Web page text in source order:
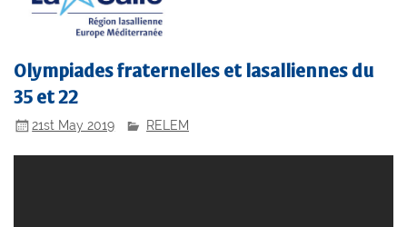
Olympiades fraternelles et lasalliennes du
35 et 22
21st May 2019 RELEM